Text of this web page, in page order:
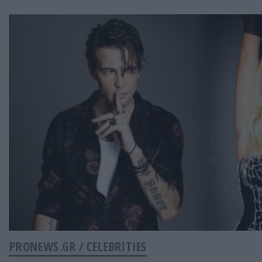
PRONEWS.GR / CELEBRITIES